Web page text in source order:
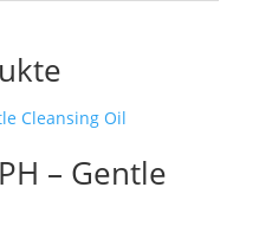
– Gentle